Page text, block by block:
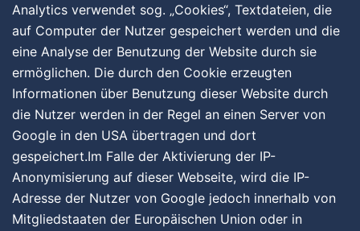
Analytics verwendet sog. „Cookies“, Textdateien, die
auf Computer der Nutzer gespeichert werden und die
eine Analyse der Benutzung der Website durch sie
ermöglichen. Die durch den Cookie erzeugten
Informationen über Benutzung dieser Website durch
die Nutzer werden in der Regel an einen Server von
Google in den USA übertragen und dort
gespeichert.Im Falle der Aktivierung der IP-
Anonymisierung auf dieser Webseite, wird die IP-
Adresse der Nutzer von Google jedoch innerhalb von
Mitgliedstaaten der Europäischen Union oder in